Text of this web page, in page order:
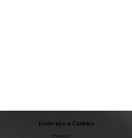
Endereço:
Endereço e Contato